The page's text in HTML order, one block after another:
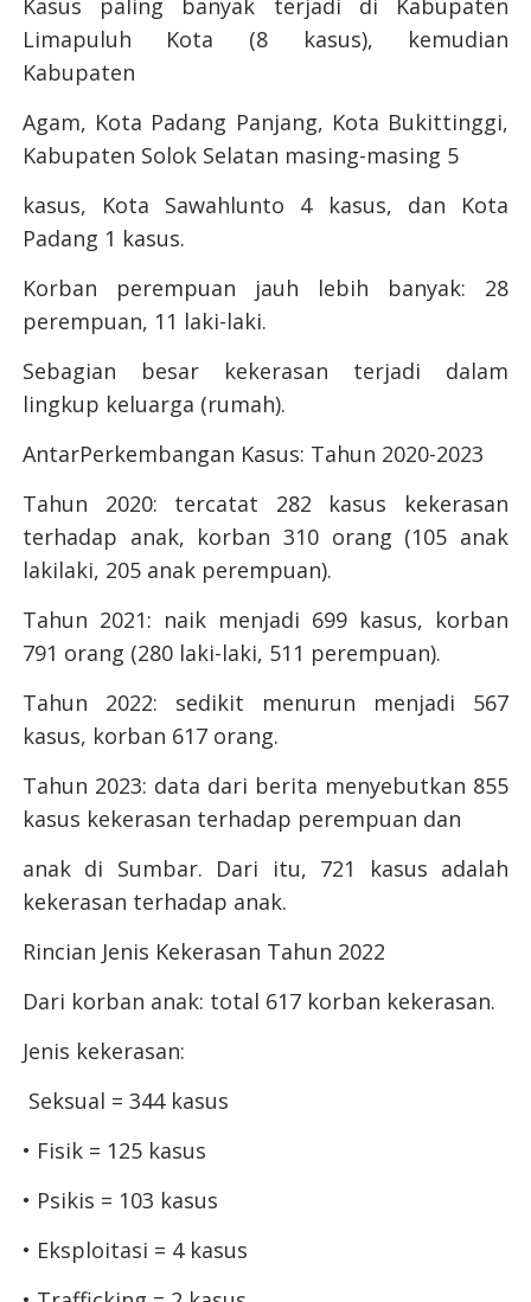
Kasus paling banyak terjadi di Kabupaten
Limapuluh Kota (8 kasus), kemudian
Kabupaten
Agam, Kota Padang Panjang, Kota Bukittinggi,
Kabupaten Solok Selatan masing-masing 5
kasus, Kota Sawahlunto 4 kasus, dan Kota
Padang 1 kasus.
Korban perempuan jauh lebih banyak: 28
perempuan, 11 laki-laki.
Sebagian besar kekerasan terjadi dalam
lingkup keluarga (rumah).
AntarPerkembangan Kasus: Tahun 2020-2023
Tahun 2020: tercatat 282 kasus kekerasan
terhadap anak, korban 310 orang (105 anak
lakilaki, 205 anak perempuan).
Tahun 2021: naik menjadi 699 kasus, korban
791 orang (280 laki-laki, 511 perempuan).
Tahun 2022: sedikit menurun menjadi 567
kasus, korban 617 orang.
Tahun 2023: data dari berita menyebutkan 855
kasus kekerasan terhadap perempuan dan
anak di Sumbar. Dari itu, 721 kasus adalah
kekerasan terhadap anak.
Rincian Jenis Kekerasan Tahun 2022
Dari korban anak: total 617 korban kekerasan.
Jenis kekerasan:
Seksual = 344 kasus
• Fisik = 125 kasus
• Psikis = 103 kasus
• Eksploitasi = 4 kasus